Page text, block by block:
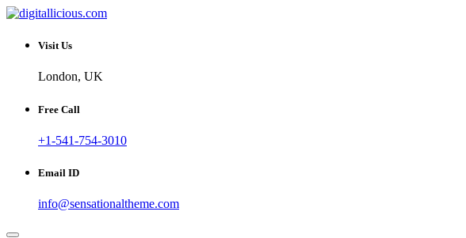
Skip
content
digitallicious.com
Sharing Digital Information
Visit Us
London, UK
Free Call
+1-541-754-3010
Email ID
info@sensationaltheme.com